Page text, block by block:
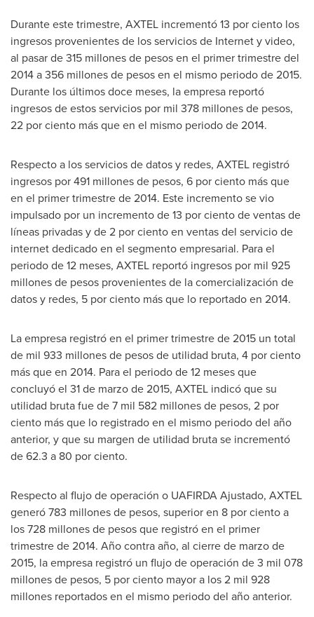
Durante este trimestre, AXTEL incrementó 13 por ciento los
ingresos provenientes de los servicios de Internet y video,
al pasar de 315 millones de pesos en el primer trimestre del
2014 a 356 millones de pesos en el mismo periodo de 2015.
Durante los últimos doce meses, la empresa reportó
ingresos de estos servicios por mil 378 millones de pesos,
22 por ciento más que en el mismo periodo de 2014.
Respecto a los servicios de datos y redes, AXTEL registró
ingresos por 491 millones de pesos, 6 por ciento más que
en el primer trimestre de 2014. Este incremento se vio
impulsado por un incremento de 13 por ciento de ventas de
líneas privadas y de 2 por ciento en ventas del servicio de
internet dedicado en el segmento empresarial. Para el
periodo de 12 meses, AXTEL reportó ingresos por mil 925
millones de pesos provenientes de la comercialización de
datos y redes, 5 por ciento más que lo reportado en 2014.
La empresa registró en el primer trimestre de 2015 un total
de mil 933 millones de pesos de utilidad bruta, 4 por ciento
más que en 2014. Para el periodo de 12 meses que
concluyó el 31 de marzo de 2015, AXTEL indicó que su
utilidad bruta fue de 7 mil 582 millones de pesos, 2 por
ciento más que lo registrado en el mismo periodo del año
anterior, y que su margen de utilidad bruta se incrementó
de 62.3 a 80 por ciento.
Respecto al flujo de operación o UAFIRDA Ajustado, AXTEL
generó 783 millones de pesos, superior en 8 por ciento a
los 728 millones de pesos que registró en el primer
trimestre de 2014. Año contra año, al cierre de marzo de
2015, la empresa registró un flujo de operación de 3 mil 078
millones de pesos, 5 por ciento mayor a los 2 mil 928
millones reportados en el mismo periodo del año anterior.